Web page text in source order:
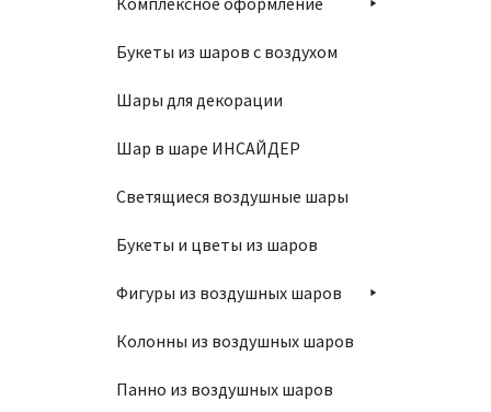
Букеты из шаров с воздухом
Шары для декорации
Шар в шаре ИНСАЙДЕР
Светящиеся воздушные шары
Букеты и цветы из шаров
Фигуры из воздушных шаров
Колонны из воздушных шаров
Панно из воздушных шаров